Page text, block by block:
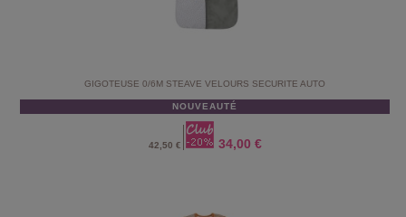
GIGOTEUSE 0/6M STEAVE VELOURS SECURITE AUTO
NOUVEAUTÉ
42,50 € 34,00 €